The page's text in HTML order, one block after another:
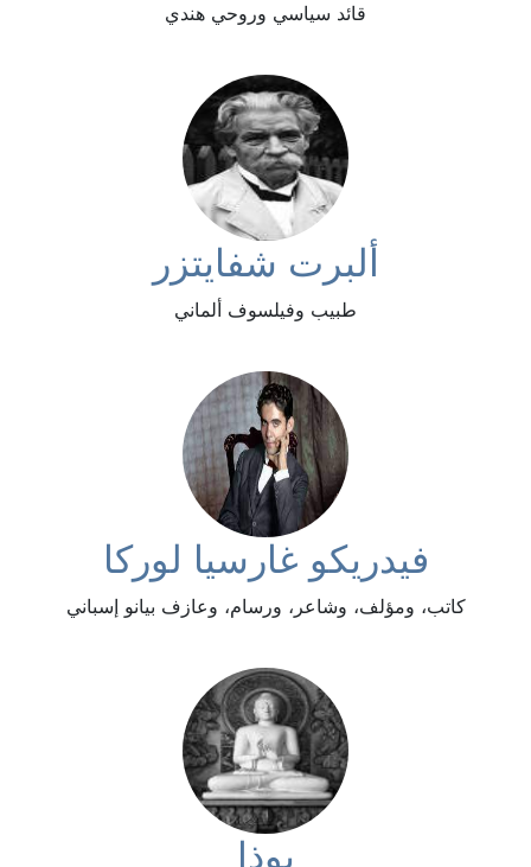
قائد سياسي وروحي هندي
ألبرت شفايتزر
طبيب وفيلسوف ألماني
فيدريكو غارسيا لوركا
كاتب، ومؤلف، وشاعر، ورسام، وعازف بيانو إسباني
بوذا